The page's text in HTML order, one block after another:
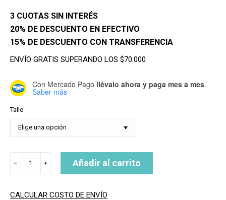
3 CUOTAS SIN INTERÉS
20% DE DESCUENTO EN EFECTIVO
15% DE DESCUENTO CON TRANSFERENCIA
ENVÍO GRATIS SUPERANDO LOS $70.000
Con Mercado Pago llévalo ahora y paga mes a mes.
Saber más
Talle
NEOPRENE
cantidad
﹣ ﹢ Añadir al carrito
CALCULAR COSTO DE ENVÍO